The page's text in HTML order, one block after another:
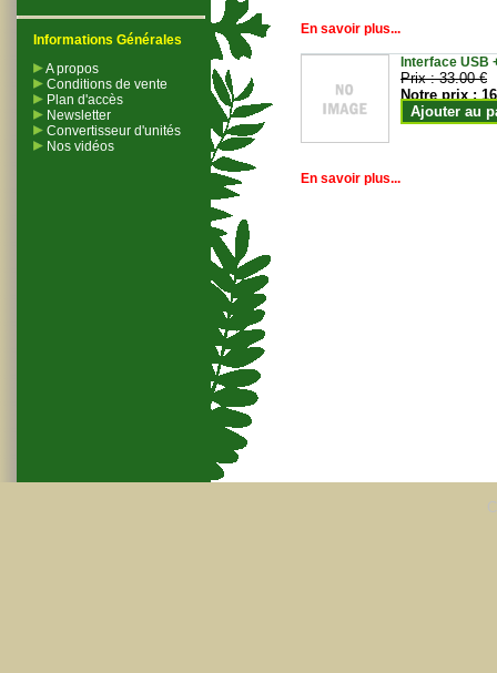
Informations Générales
A propos
Conditions de vente
Plan d'accès
Newsletter
Convertisseur d'unités
Nos vidéos
En savoir plus...
Interface USB
Prix :33.00 €
Notre prix :
Ajouter au
En savoir plus...